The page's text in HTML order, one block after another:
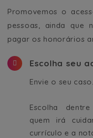
Promovemos o
pessoas, ainda que
pagar os honorários
Escolha seu
Envie o seu caso.
Escolha
quem irá
currículo e a